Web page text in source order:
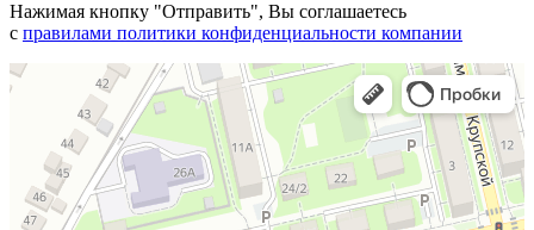
Нажимая кнопку "Отправить", Вы соглашаетесь
с правилами политики конфиденциальности компании